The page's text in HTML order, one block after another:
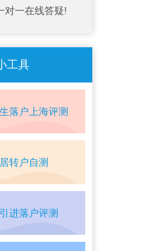
对一在线答疑!
工具
落户上海评测
居转户自测
进落户评测